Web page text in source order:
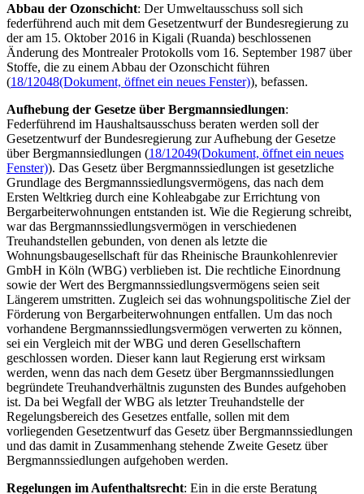
Abbau der Ozonschicht: Der Umweltausschuss soll sich
federführend auch mit dem Gesetzentwurf der Bundesregierung zu
der am 15. Oktober 2016 in Kigali (Ruanda) beschlossenen
Änderung des Montrealer Protokolls vom 16. September 1987 über
Stoffe, die zu einem Abbau der Ozonschicht führen
(18/12048(Dokument, öffnet ein neues Fenster)), befassen.
Aufhebung der Gesetze über Bergmannsiedlungen:
Federführend im Haushaltsausschuss beraten werden soll der
Gesetzentwurf der Bundesregierung zur Aufhebung der Gesetze
über Bergmannsiedlungen (18/12049(Dokument, öffnet ein neues
Fenster)). Das Gesetz über Bergmannssiedlungen ist gesetzliche
Grundlage des Bergmannssiedlungsvermögens, das nach dem
Ersten Weltkrieg durch eine Kohleabgabe zur Errichtung von
Bergarbeiterwohnungen entstanden ist. Wie die Regierung schreibt,
war das Bergmannssiedlungsvermögen in verschiedenen
Treuhandstellen gebunden, von denen als letzte die
Wohnungsbaugesellschaft für das Rheinische Braunkohlenrevier
GmbH in Köln (WBG) verblieben ist. Die rechtliche Einordnung
sowie der Wert des Bergmannssiedlungsvermögens seien seit
Längerem umstritten. Zugleich sei das wohnungspolitische Ziel der
Förderung von Bergarbeiterwohnungen entfallen. Um das noch
vorhandene Bergmannssiedlungsvermögen verwerten zu können,
sei ein Vergleich mit der WBG und deren Gesellschaftern
geschlossen worden. Dieser kann laut Regierung erst wirksam
werden, wenn das nach dem Gesetz über Bergmannssiedlungen
begründete Treuhandverhältnis zugunsten des Bundes aufgehoben
ist. Da bei Wegfall der WBG als letzter Treuhandstelle der
Regelungsbereich des Gesetzes entfalle, sollen mit dem
vorliegenden Gesetzentwurf das Gesetz über Bergmannssiedlungen
und das damit in Zusammenhang stehende Zweite Gesetz über
Bergmannssiedlungen aufgehoben werden.
Regelungen im Aufenthaltsrecht: Ein in die erste Beratung